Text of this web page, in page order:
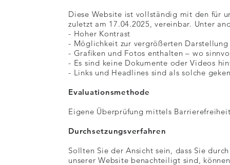
Diese Website ist vollständig mit den für
zuletzt am 17.04.2025, vereinbar. Unter
- Hoher Kontrast
- Möglichkeit zur vergrößerten
- Grafiken und Fotos enthalten – wo
- Es sind keine Dokumente oder Videos
- Links und Headlines sind als solche
Evaluationsmethode
Eigene Überprüfung mittels
Durchsetzungsverfahren
Sollten Sie der Ansicht sein, dass Sie
unserer Website benachteiligt sind,